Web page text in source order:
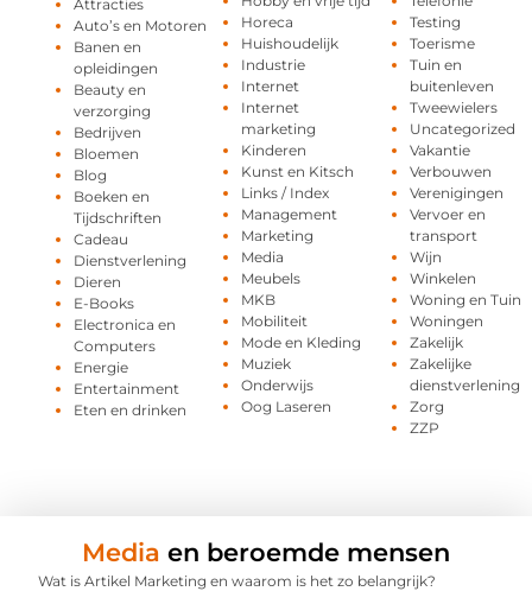
Attracties
Auto’s en Motoren
Banen en
opleidingen
Beauty en
verzorging
Bedrijven
Bloemen
Blog
Boeken en
Tijdschriften
Cadeau
Dienstverlening
Dieren
E-Books
Electronica en
Computers
Energie
Entertainment
Eten en drinken
Horeca
Huishoudelijk
Industrie
Internet
Internet
marketing
Kinderen
Kunst en Kitsch
Links / Index
Management
Marketing
Media
Meubels
MKB
Mobiliteit
Mode en Kleding
Muziek
Onderwijs
Oog Laseren
Testing
Toerisme
Tuin en
buitenleven
Tweewielers
Uncategorized
Vakantie
Verbouwen
Verenigingen
Vervoer en
transport
Wijn
Winkelen
Woning en Tuin
Woningen
Zakelijk
Zakelijke
dienstverlening
Zorg
ZZP
Media en beroemde mensen
Wat is Artikel Marketing en waarom is het zo belangrijk?